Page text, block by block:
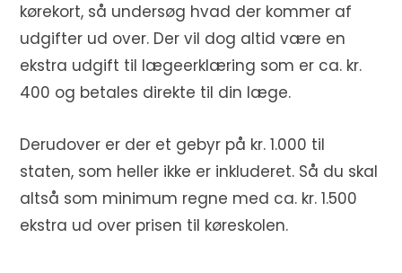
kørekort, så undersøg hvad der kommer af
udgifter ud over. Der vil dog altid være en
ekstra udgift til lægeerklæring som er ca. kr.
400 og betales direkte til din læge.
Derudover er der et gebyr på kr. 1.000 til
staten, som heller ikke er inkluderet. Så du skal
altså som minimum regne med ca. kr. 1.500
ekstra ud over prisen til køreskolen.